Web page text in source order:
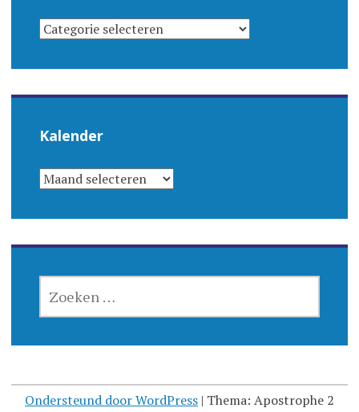
CATEGORIEËN
Kalender
KALENDER
NAAR:
Ondersteund door WordPress | Thema: Apostrophe 2